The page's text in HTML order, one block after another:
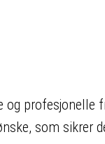
som sikrer